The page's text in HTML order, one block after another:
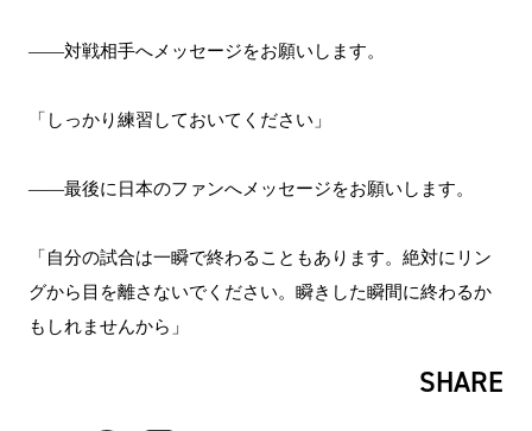
――対戦相手へメッセージをお願いします。
「しっかり練習しておいてください」
――最後に日本のファンへメッセージをお願いします。
「自分の試合は一瞬で終わることもあります。絶対にリン
グから目を離さないでください。瞬きした瞬間に終わるか
もしれませんから」
SHARE